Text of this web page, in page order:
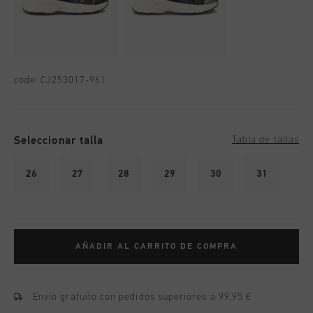
code: CJ253017-961
Seleccionar talla Tabla de tallas
26 27 28 29 30 31
AÑADIR AL CARRITO DE COMPRA
Envío gratuito con pedidos superiores a 99,95 €